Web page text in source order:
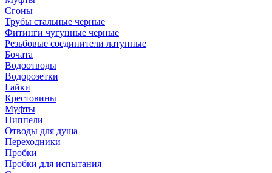
Сгоны
Трубы стальные черные
Фитинги чугунные черные
Резьбовые соединители латунные
Бочата
Водоотводы
Водорозетки
Гайки
Крестовины
Муфты
Ниппели
Отводы для душа
Переходники
Пробки
Пробки для испытания